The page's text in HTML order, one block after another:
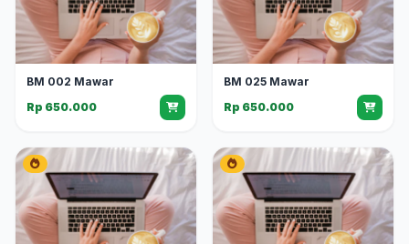
BM 002 Mawar
Rp 650.000
BM 025 Mawar
Rp 650.000